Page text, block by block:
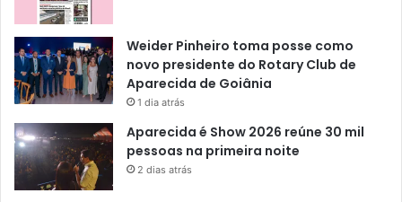
Weider Pinheiro toma posse como
novo presidente do Rotary Club de
Aparecida de Goiânia
1 dia atrás
Aparecida é Show 2026 reúne 30 mil
pessoas na primeira noite
2 dias atrás